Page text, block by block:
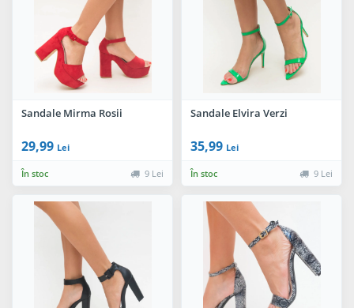
Sandale Mirma Rosii
29,99 Lei
În stoc 9 Lei
Sandale Elvira Verzi
35,99 Lei
În stoc 9 Lei